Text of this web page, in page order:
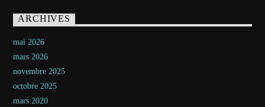
ARCHIVES
mai 2026
mars 2026
novembre 2025
octobre 2025
mars 2020